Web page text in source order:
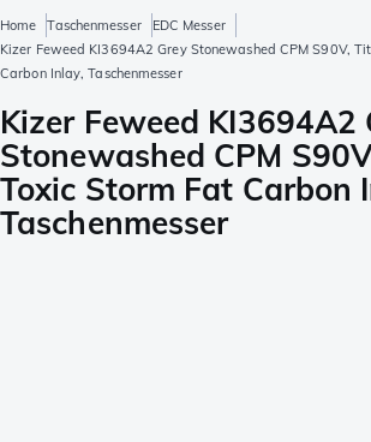
Home Taschenmesser
EDC Messer
Kizer Feweed KI3694A2 Grey Stonewashed CPM S90V,
Carbon Inlay, Taschenmesser
Kizer Feweed KI3694A2
Stonewashed CPM
Toxic Storm Fat Carbon
Taschenmesser